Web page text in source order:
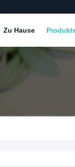
Zu Hause